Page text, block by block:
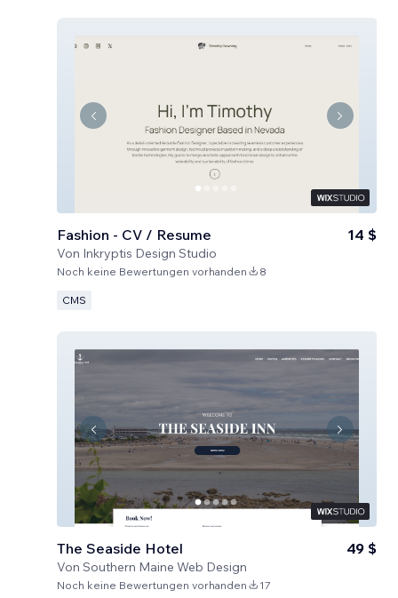
Fashion - CV / Resume
Von Inkryptis Design Studio
14 $
Noch keine Bewertungen vorhanden 8
CMS
The Seaside Hotel
Von Southern Maine Web Design
49 $
Noch keine Bewertungen vorhanden 17